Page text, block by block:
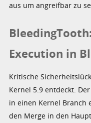
aus um angreifbar zu
Execution in
Kritische
Kernel 5.9 entdeckt.
in einen Kernel Branch
den Merge in den